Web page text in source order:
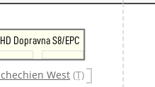
Dopravna S8/EPC
West (T)